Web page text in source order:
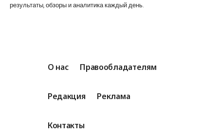
результаты, обзоры и аналитика каждый день.
О нас Правообладателям
Редакция Реклама
Контакты